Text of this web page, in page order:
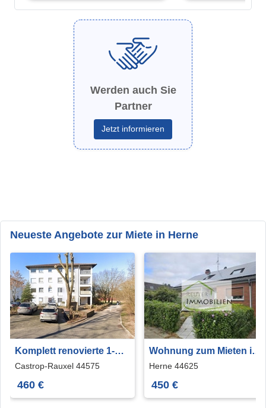
Werden auch Sie
Partner
Jetzt informieren
Neueste Angebote zur Miete in Herne
Komplett renovierte 1-
Zimmer-Wohnung
Castrop-Rauxel 44575
460 €
Wohnung zum Mieten in
Herne 450 € 59.85 m²
Herne 44625
450 €